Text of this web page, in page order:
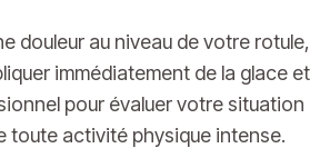
douleur au niveau de votre rotule,
immédiatement de la glace et
pour évaluer votre situation
toute activité physique intense.